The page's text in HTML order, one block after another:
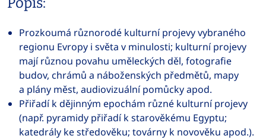
Prozkoumá různorodé kulturní projevy vybraného
regionu Evropy i světa v minulosti; kulturní projevy
mají různou povahu uměleckých děl, fotografie
budov, chrámů a náboženských předmětů, mapy
a plány měst, audiovizuální pomůcky apod.
Přiřadí k dějinným epochám různé kulturní projevy
(např. pyramidy přiřadí k starověkému Egyptu;
katedrály ke středověku; továrny k novověku apod.).